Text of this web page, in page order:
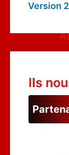
Version
Ils